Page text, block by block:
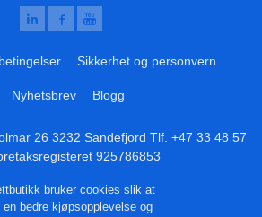
Sikkerhet og personvern
Nyhetsbrev Blogg
26 3232 Sandefjord Tlf. +47 33 48 57
925786853
bruker cookies slik at
en bedre kjøpsopplevelse og